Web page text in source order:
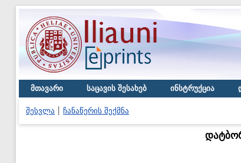
მთავარი საცავის შესახებ ინსტრუქცია
შესვლა ჩანაწერის შექმნა